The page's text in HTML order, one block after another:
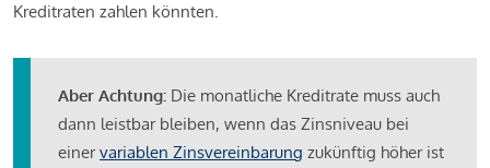
Kreditraten zahlen könnten.
Aber Achtung: Die monatliche Kreditrate muss auch
dann leistbar bleiben, wenn das Zinsniveau bei
einervariablen Zinsvereinbarung zukünftig höher ist